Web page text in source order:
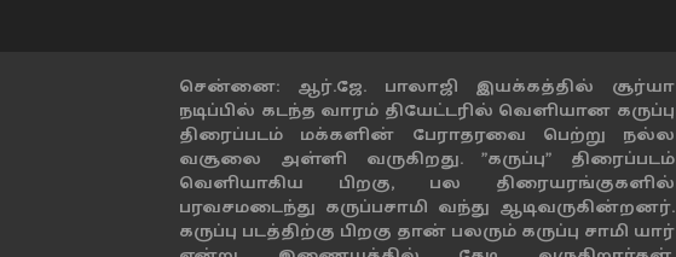
சென்னை: ஆர்.ஜே. பாலாஜி இயக்கத்தில் சூர்யா
நடிப்பில் கடந்த வாரம் தியேட்டரில் வெளியான கருப்பு
திரைப்படம் மக்களின் பேராதரவை பெற்று நல்ல
வசூலை அள்ளி வருகிறது. "கருப்பு" திரைப்படம்
வெளியாகிய பிறகு, பல திரையரங்குகளில்
பரவசமடைந்து கருப்பசாமி வந்து ஆடிவருகின்றனர்.
கருப்பு படத்திற்கு பிறகு தான் பலரும் கருப்பு சாமி யார்